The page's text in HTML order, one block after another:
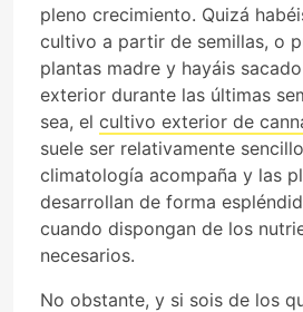
pleno crecimiento. Quizá
cultivo a partir de semillas, o
plantas madre y hayáis
exterior durante las últimas
sea, el cultivo exterior de
suele ser relativamente
climatología acompaña y las
desarrollan de forma
cuando dispongan de los
necesarios.
No obstante, y si sois de los